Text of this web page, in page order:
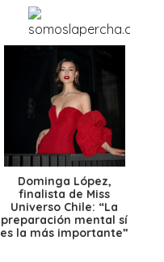
Dominga López,
finalista de Miss
Universo Chile: “La
preparación mental sí
es la más importante”